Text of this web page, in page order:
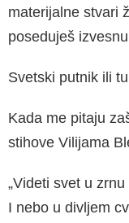
materijalne stvari
poseduješ
Svetski putnik ili
Kada me pitaju
stihove Vilijama
„Videti svet u
I nebo u divljem